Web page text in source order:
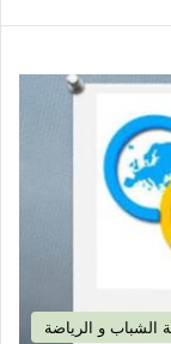
الشباب و الرياضة